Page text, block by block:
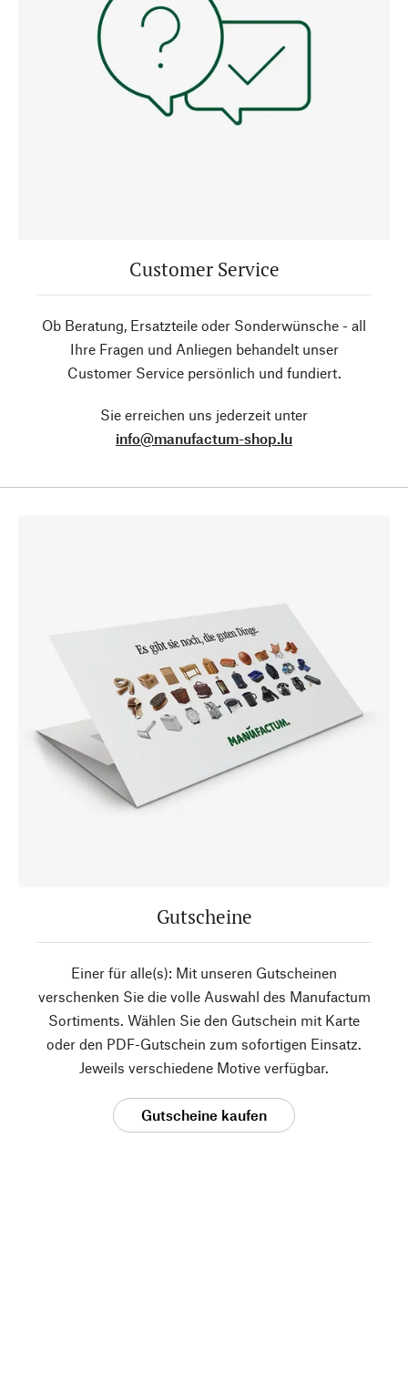
Customer Service
Ob Beratung, Ersatzteile oder Sonderwünsche - all
Ihre Fragen und Anliegen behandelt unser
Customer Service persönlich und fundiert.
Sie erreichen uns jederzeit unter
info@manufactum-shop.lu
Gutscheine
Einer für alle(s): Mit unseren Gutscheinen
verschenken Sie die volle Auswahl des Manufactum
Sortiments. Wählen Sie den Gutschein mit Karte
oder den PDF-Gutschein zum sofortigen Einsatz.
Jeweils verschiedene Motive verfügbar.
Gutscheine kaufen